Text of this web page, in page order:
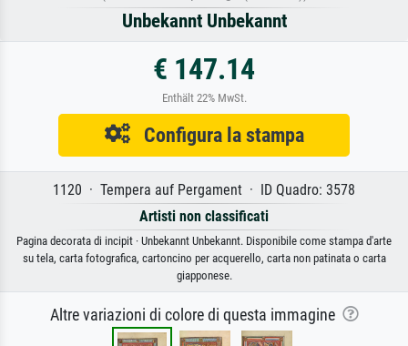
Unbekannt Unbekannt
€ 147.14
Enthält 22% MwSt.
Configura la stampa
1120 · Tempera auf Pergament · ID Quadro: 3578
Artisti non classificati
Pagina decorata di incipit · Unbekannt Unbekannt. Disponibile come stampa d'arte
su tela, carta fotografica, cartoncino per acquerello, carta non patinata o carta
giapponese.
Altre variazioni di colore di questa immagine